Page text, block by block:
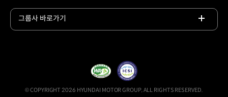
그룹사 바로가기
© COPYRIGHT 2026 HYUNDAI MOTOR GROUP, ALL RIGHTS RESERVED.